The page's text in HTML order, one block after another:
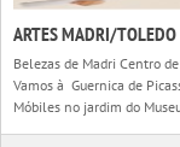
ARTES MADRI/TOLEDO
Belezas de Madri Centro
Vamos à Guernica de
Móbiles no jardim do